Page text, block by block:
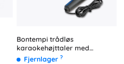
Bontempi trådløs
karaokehøjttaler med
mikrofon og RGB-belysning
Fjernlager ?